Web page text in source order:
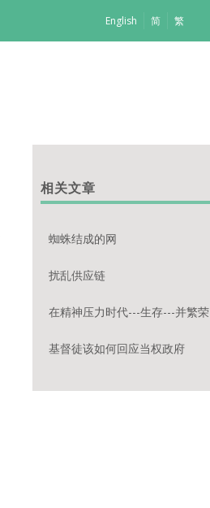
English 简 繁
相关文章
蜘蛛结成的网
扰乱供应链
在精神压力时代---生存---并繁荣
基督徒该如何回应当权政府